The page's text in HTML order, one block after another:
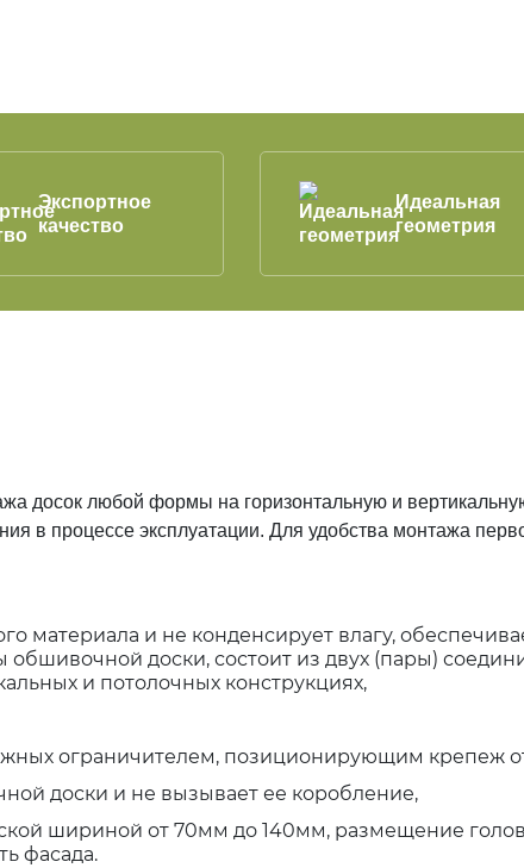
Экспортное
качество
Идеальная
геометрия
досок любой формы на горизонтальную и
в процессе эксплуатации. Для удобства монтажа
и не конденсирует влагу,
доски, состоит из двух (пары)
и потолочных конструкциях,
ограничителем, позиционирующим крепеж
доски и не вызывает ее коробление,
шириной от 70мм до 140мм, размещение
фасада.